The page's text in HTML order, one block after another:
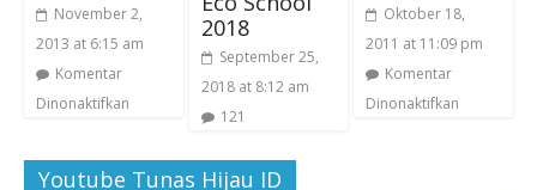
November 2,
2013 at 6:15 am
Komentar
Dinonaktifkan
2018
September 25,
2018 at 8:12 am
121
Oktober 18,
2011 at 11:09 pm
Komentar
Dinonaktifkan
Youtube Tunas Hijau ID